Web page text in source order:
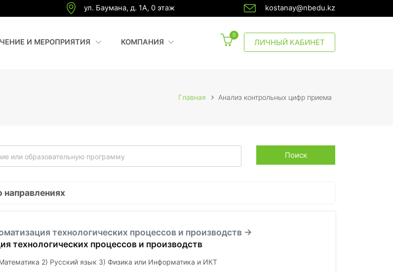
ул. Баумана, д. 1А, 0 этаж kostanay@nbedu.kz
0
ЛИЧНЫЙ КАБИНЕТ
И МЕРОПРИЯТИЯ (CURRENT)КОМПАНИЯ (CURRENT)
Главная Анализ контрольных цифр приема
Поиск
направлениях
технологических процессов и производств →
технологических процессов и производств
2) Русский язык 3) Физика или Информатика и ИКТ